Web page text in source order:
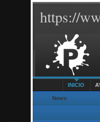
https://
INICIO
News: